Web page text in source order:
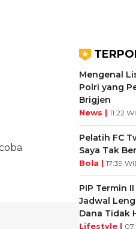
Mengenal
Polri yang
Brigjen
News | 11:22
Pelatih FC
Saya Tak
Bola | 17:39
PIP Termin
Jadwal
Dana Tidak
Lifestyle |